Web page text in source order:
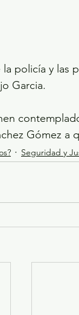
policía y las
Garcia.
Gómez a
Seguridad y